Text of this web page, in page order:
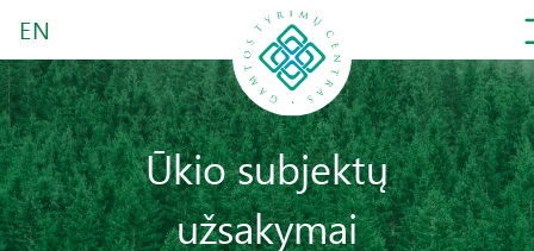
EN
Ūkio subjektų
užsakymai